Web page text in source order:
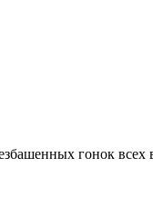
гонок